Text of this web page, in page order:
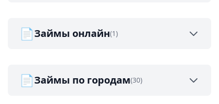
📄Займы онлайн(1)
📄Займы по городам(30)